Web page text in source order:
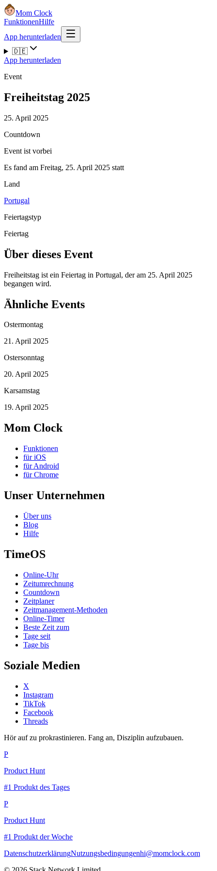
Mom Clock
FunktionenHilfe
App herunterladen
🇩🇪
App herunterladen
Event
Freiheitstag 2025
25. April 2025
Countdown
Event ist vorbei
Es fand am Freitag, 25. April 2025 statt
Land
Portugal
Feiertagstyp
Feiertag
Über dieses Event
Freiheitstag ist ein Feiertag in Portugal, der am 25. April 2025
begangen wird.
Ähnliche Events
Ostermontag
21. April 2025
Ostersonntag
20. April 2025
Karsamstag
19. April 2025
Mom Clock
Funktionen
für iOS
für Android
für Chrome
Unser Unternehmen
Über uns
Blog
Hilfe
TimeOS
Online-Uhr
Zeitumrechnung
Countdown
Zeitplaner
Zeitmanagement-Methoden
Online-Timer
Beste Zeit zum
Tage seit
Tage bis
Soziale Medien
X
Instagram
TikTok
Facebook
Threads
Hör auf zu prokrastinieren. Fang an, Disziplin aufzubauen.
P
Product Hunt
#1 Produkt des Tages
P
Product Hunt
#1 Produkt der Woche
DatenschutzerklärungNutzungsbedingungenhi@momclock.com